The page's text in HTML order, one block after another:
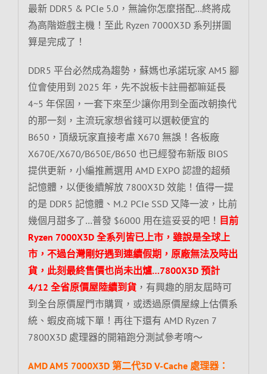
最新 DDR5 & PCIe 5.0，無論你怎麼搭配…終將成
為高階遊戲主機！至此 Ryzen 7000X3D 系列拼圖
算是完成了！
DDR5 平台必然成為趨勢，蘇媽也承諾玩家 AM5 腳
位會使用到 2025 年，先不說板卡註冊都嘛延長
4~5 年保固，一套下來至少讓你用到全面改朝換代
的那一刻，主流玩家想省錢可以選較便宜的
B650，頂級玩家直接考慮 X670 無誤！各板廠
X670E/X670/B650E/B650 也已經發布新版 BIOS
提供更新，小編推薦選用 AMD EXPO 認證的超頻
記憶體，以便後續解放 7800X3D 效能！值得一提
的是 DDR5 記憶體、M.2 PCIe SSD 又降一波，比前
幾個月甜多了…普發 $6000 用在這妥妥的吧！ 目前
Ryzen 7000X3D 全系列皆已上市，雖說是全球上
市，不過台灣剛好遇到連續假期，原廠無法及時出
貨，此刻最終售價也尚未出爐…7800X3D 預計
4/12 全省原價屋陸續到貨，有興趣的朋友屆時可
到全台原價屋門市購買，或透過原價屋線上估價系
統、蝦皮商城下單！再往下還有 AMD Ryzen 7
7800X3D 處理器的開箱跑分測試參考唷～
AMD AM5 7000X3D 第二代3D V-Cache 處理器：